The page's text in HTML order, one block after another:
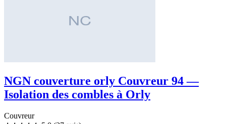
NGN couverture orly Couvreur 94 —
Isolation des combles à Orly
Couvreur